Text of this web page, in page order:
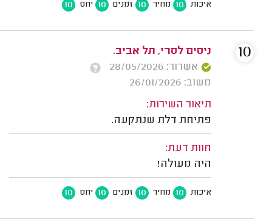
איכות 10 מחיר 10 זמנים 10 יחס 10
ניסים לסרי, תל אביב.
אשרור: 28/05/2026
משוב: 26/01/2026
תיאור השירות:
פתיחת דלת שנתקעה.
חוות דעת:
היה מעולה!
איכות 10 מחיר 10 זמנים 10 יחס 10
10